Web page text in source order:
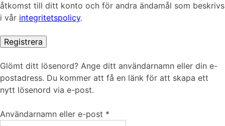
åtkomst till ditt konto och för andra ändamål som beskrivs
i vår integritetspolicy.
Registrera
Glömt ditt lösenord? Ange ditt användarnamn eller din e-
postadress. Du kommer att få en länk för att skapa ett
nytt lösenord via e-post.
Användarnamn eller e-post *